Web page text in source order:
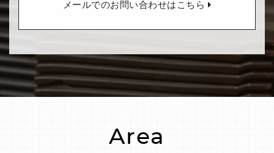
メールでのお問い合わせはこちら
Area